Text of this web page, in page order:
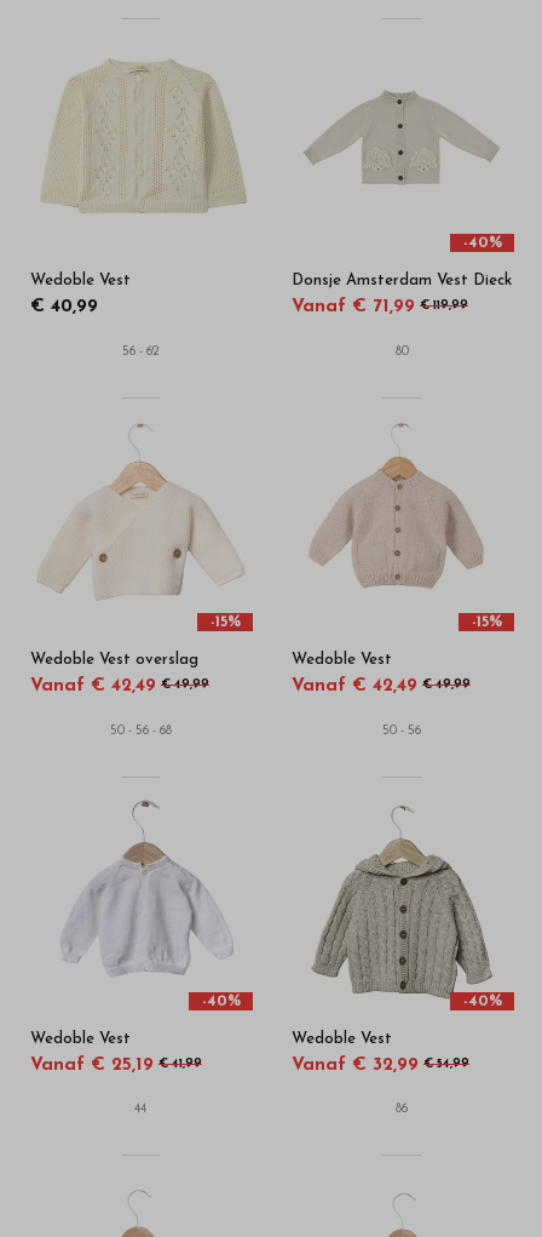
Wedoble Vest
€ 40,99
56 - 62
-40%
Donsje Amsterdam Vest Dieck
Vanaf € 71,99 € 119,99
80
-15%
Wedoble Vest overslag
Vanaf € 42,49 € 49,99
50 - 56 - 68
-15%
Wedoble Vest
Vanaf € 42,49 € 49,99
50 - 56
-40%
Wedoble Vest
Vanaf € 25,19 € 41,99
44
-40%
Wedoble Vest
Vanaf € 32,99 € 54,99
86